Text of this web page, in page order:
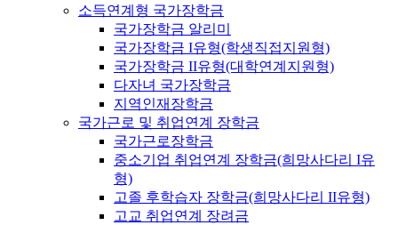
소득연계형 국가장학금
국가장학금 알리미
국가장학금 I유형(학생직접지원형)
국가장학금 II유형(대학연계지원형)
다자녀 국가장학금
지역인재장학금
국가근로 및 취업연계 장학금
국가근로장학금
중소기업 취업연계 장학금(희망사다리 I유
형)
고졸 후학습자 장학금(희망사다리 II유형)
고교 취업연계 장려금